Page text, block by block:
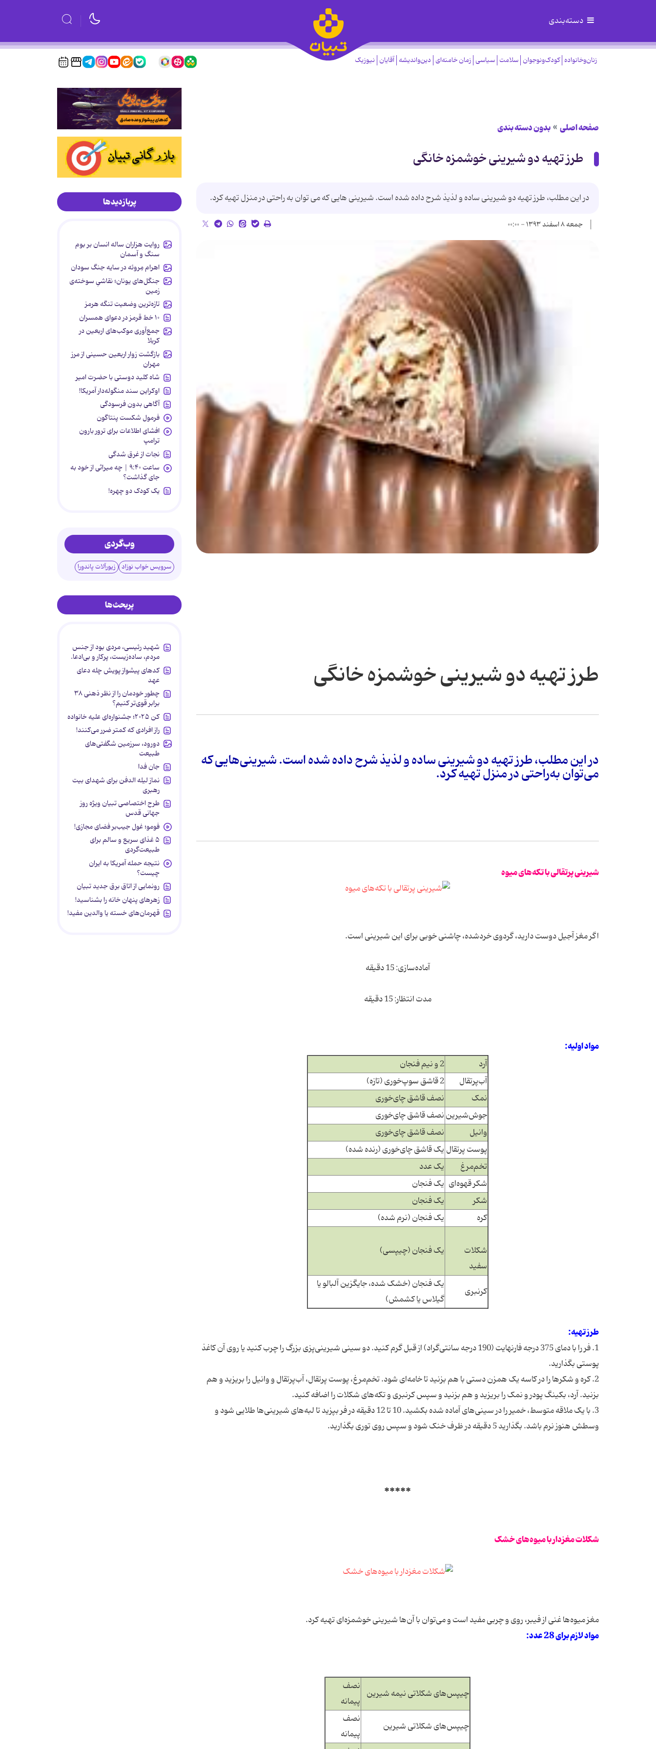
دسته‌بندی
زنان‌وخانواده کودک‌ونوجوان سلامت سیاسی زمان خامنه‌ای دین‌واندیشه آقایان نیوزیک
صفحه اصلی بدون دسته بندی
طرز تهیه دو شیرینی خوشمزه خانگی
در این مطلب، طرز تهیه دو شیرینی ساده و لذیذ شرح داده شده است. شیرینی هایی که می توان به راحتی در منزل تهیه کرد.
جمعه ۸ اسفند ۱۳۹۳ - ۰۰:۰۰
طرز تهیه دو شیرینی خوشمزه خانگی
در این مطلب، طرز تهیه دو شیرینی ساده و لذیذ شرح داده شده است. شیرینی‌هایی که
می‌توان به‌راحتی در منزل تهیه کرد.
شیرینی پرتقالی با تکه‌های میوه
اگر مغز آجیل دوست دارید، گردوی خردشده، چاشنی خوبی برای این شیرینی است.
آماده‌سازی: 15 دقیقه
مدت انتظار: 15 دقیقه
مواد اولیه:
آرد
2 و نیم فنجان
آب‌پرتقال
2 قاشق سوپ‌خوری (تازه)
نمک
نصف قاشق چای‌خوری
جوش‌شیریننصف قاشق چای‌خوری
وانیل
نصف قاشق چای‌خوری
پوست پرتقال یک قاشق چای‌خوری (رنده شده)
تخم‌مرغ
یک عدد
شکر قهوه‌ای یک فنجان
شکر
یک فنجان
کره
یک فنجان (نرم شده)
شکلات
سفید
یک فنجان (چیپسی)
کرنبری
یک فنجان (خشک شده، جایگزین آلبالو یا
گیلاس یا کشمش)
طرز تهیه:
1. فر را با دمای 375 درجه فارنهایت (190 درجه سانتی‌گراد) از قبل گرم کنید. دو سینی شیرینی‌پزی بزرگ را چرب کنید یا روی آن کاغذ
پوستی بگذارید.
2. کره و شکرها را در کاسه یک همزن دستی با هم بزنید تا خامه‌ای شود. تخم‌مرغ، پوست پرتقال، آب‌پرتقال و وانیل را بریزید و هم
بزنید. آرد، بکینگ پودر و نمک را بریزید و هم بزنید و سپس کرنبری و تکه‌های شکلات را اضافه کنید.
3. با یک ملاقه متوسط، خمیر را در سینی‌های آماده شده بکشید. 10 تا 12 دقیقه در فر بپزید تا لبه‌های شیرینی‌ها طلایی شود و
وسطش هنوز نرم باشد. بگذارید 5 دقیقه در ظرف خنک شود و سپس روی توری بگذارید.
*****
شکلات مغزدار با میوه‌های خشک
مغز میوه‌ها غنی از فیبر، روی و چربی مفید است و می‌توان با آن‌ها شیرینی خوشمزه‌ای تهیه کرد.
مواد لازم برای 28 عدد:
چیپس‌های شکلاتی نیمه شیرین
نصف
پیمانه
چیپس‌های شکلاتی شیرین
نصف
پیمانه
پربازدیدها
روایت هزاران ساله انسان بر بوم
سنگ و آسمان
اهرام مِروئه در سایه جنگ سودان
جنگل‌های یونان؛ نقاشیِ سوخته‌ی
زمین
تازه‌ترین وضعیت تنگه هرمز
۱۰ خط قرمز در دعوای همسران
جمع‌آوری موکب‌های اربعین در
کربلا
بازگشت زوار اربعین حسینی از مرز
مهران
شاه کلید دوستی با حضرت امیر
اوکراین سند منگوله‌دار آمریکا!
آگاهی بدون فرسودگی
فرمول شکست پنتاگون
افشای اطلاعات برای ترور بارون
ترامپ
نجات از غرق شدگی
ساعت ۹:۴۰ | چه میراثی از خود به
جای گذاشت؟
یک کودک دو چهره!
وب‌گردی
سرویس خواب نوزاد زیورآلات پاندورا
پربحث‌ها
شهید رئیسی، مردی بود از جنس
مردم، ساده‌زیست، پرکار و بی‌ادعا.
کدهای پیشواز پویش چله دعای
عهد
چطور خودمان را از نظر ذهنی ۳۸
برابر قوی‌تر کنیم؟
کن ۲۰۲۵؛ جشنواره‌ای علیه خانواده
راز افرادی که کمتر ضرر می‌کنند!
دورود، سرزمین شگفتی‌های
طبیعت
جان فدا
نماز لیله الدفن برای شهدای بیت
رهبری
طرح اختصاصی تبیان ویژه روز
جهانی قدس
فومو؛ غول جیب‌بر فضای مجازی!
۵ غذای سریع و سالم برای
طبیعت‌گردی
نتیجه حمله آمریکا به ایران
چیست؟
رونمایی از اتاق برق جدید تبیان
زهرهای پنهان خانه را بشناسید!
قهرمان‌های خسته یا والدین مفید!